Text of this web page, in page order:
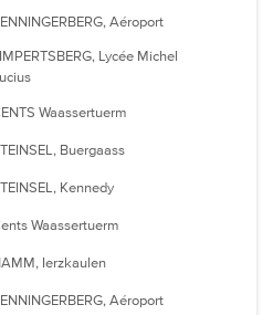
Aéroport
Lycée Michel
Waassertuerm
Buergaass
Kennedy
Waassertuerm
Ierzkaulen
Aéroport